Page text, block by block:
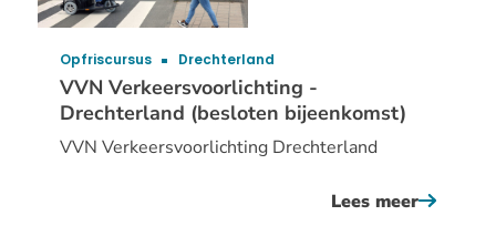
VVN Verkeersvoorlichting -
Drechterland (besloten bijeenkomst)
Opfriscursus Drechterland
VVN Verkeersvoorlichting Drechterland
Lees meerover